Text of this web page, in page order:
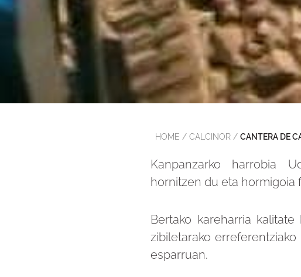
HOME / CALCINOR/ CANTERA DE
Kanpanzarko harrobia
hornitzen du eta hormigoia
Bertako kareharria
zibiletarako
esparruan.